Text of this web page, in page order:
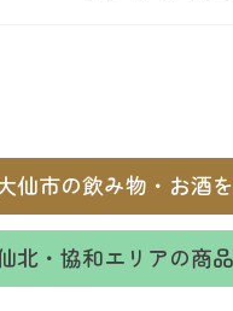
仙市の飲み物・お酒
北・協和エリアの商